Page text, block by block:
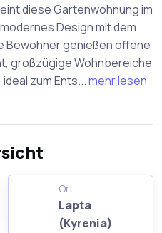
diese Gartenwohnung im
Design mit dem
Bewohner genießen offene
großzügige Wohnbereiche
zum Ents...mehr lesen
Ort
Lapta
(Kyrenia)